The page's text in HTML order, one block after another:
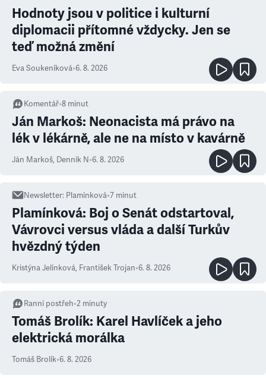
Hodnoty jsou v politice i kulturní
diplomacii přítomné vždycky. Jen se
teď možná změní
Eva Soukeníková•6. 8. 2026
Komentář•8 minut
Ján Markoš: Neonacista má právo na
lék v lékárně, ale ne na místo v kavárně
Ján Markoš, Denník N•6. 8. 2026
Newsletter: Plamínková•7 minut
Plamínková: Boj o Senát odstartoval,
Vávrovci versus vláda a další Turkův
hvězdný týden
Kristýna Jelínková, František Trojan•6. 8. 2026
Ranní postřeh•2 minuty
Tomáš Brolík: Karel Havlíček a jeho
elektrická morálka
Tomáš Brolík•6. 8. 2026